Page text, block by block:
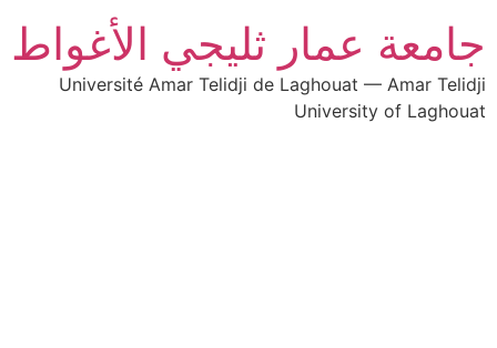
جامعة عمار ثليجي الأغواط
Université Amar Telidji de Laghouat — Amar Telidji
University of Laghouat